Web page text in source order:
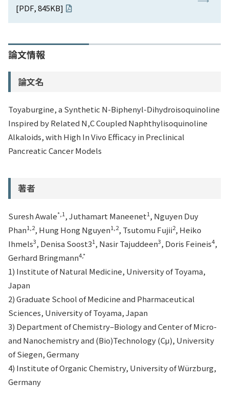
[PDF, 845KB]
論文情報
論文名
Toyaburgine, a Synthetic N-Biphenyl-Dihydroisoquinoline
Inspired by Related N,C Coupled Naphthylisoquinoline
Alkaloids, with High In Vivo Efficacy in Preclinical
Pancreatic Cancer Models
著者
Suresh Awale*,1 , Juthamart Maneenet1 , Nguyen Duy
Phan1,2, Hung Hong Nguyen1,2, Tsutomu Fujii2, Heiko
Ihmels3, Denisa Soost31 , Nasir Tajuddeen3, Doris Feineis4,
Gerhard Bringmann4,*
1) Institute of Natural Medicine, University of Toyama,
Japan
2) Graduate School of Medicine and Pharmaceutical
Sciences, University of Toyama, Japan
3) Department of Chemistry–Biology and Center of Micro-
and Nanochemistry and (Bio)Technology (Cμ), University
of Siegen, Germany
4) Institute of Organic Chemistry, University of Würzburg,
Germany